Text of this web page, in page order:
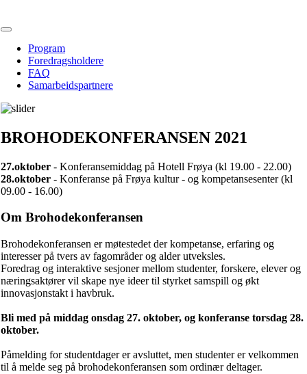
Program
Foredragsholdere
FAQ
Samarbeidspartnere
BROHODEKONFERANSEN 2021
27.oktober - Konferansemiddag på Hotell Frøya (kl 19.00 - 22.00)
28.oktober - Konferanse på Frøya kultur - og kompetansesenter (kl
09.00 - 16.00)
Om Brohodekonferansen
Brohodekonferansen er møtestedet der kompetanse, erfaring og
interesser på tvers av fagområder og alder utveksles.
Foredrag og interaktive sesjoner mellom studenter, forskere, elever og
næringsaktører vil skape nye ideer til styrket samspill og økt
innovasjonstakt i havbruk.
Bli med på middag onsdag 27. oktober, og konferanse torsdag 28.
oktober.
Påmelding for studentdager er avsluttet, men studenter er velkommen
til å melde seg på brohodekonferansen som ordinær deltager.